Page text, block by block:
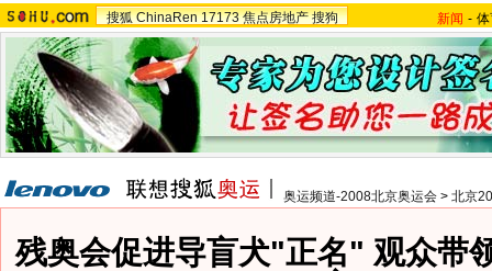
搜狐 ChinaRen 17173 焦点房地产 搜狗 新闻 -
奥运频道-2008北京奥运会 > 北京
残奥会促进导盲犬"正名" 观众带